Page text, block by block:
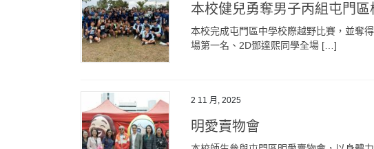
本校健兒勇奪男子丙組屯門
本校完成屯門區中學校際越野比賽，並奪
場第一名、2D鄧達熙同學全場 […]
2 11 月, 2025
明愛賣物會